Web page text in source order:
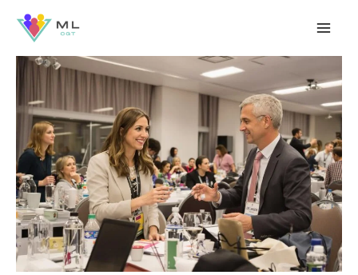
Aller
contenu